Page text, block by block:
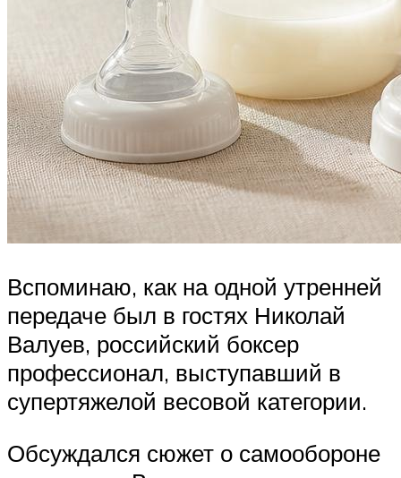
Вспоминаю, как на одной утренней
передаче был в гостях Николай
Валуев, российский боксер
профессионал, выступавший в
супертяжелой весовой категории.
Обсуждался сюжет о самообороне